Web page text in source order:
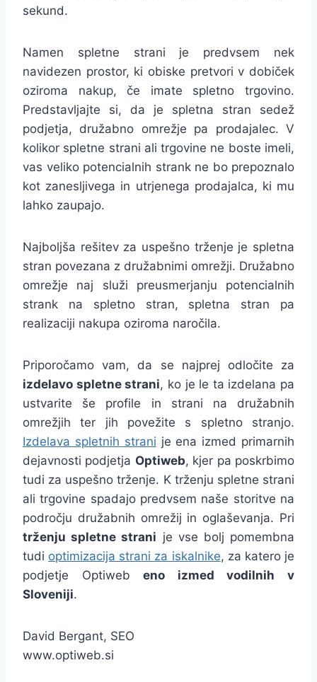
sekund.
Namen spletne strani je predvsem nek
navidezen prostor, ki obiske pretvori v dobiček
oziroma nakup, če imate spletno trgovino.
Predstavljajte si, da je spletna stran sedež
podjetja, družabno omrežje pa prodajalec. V
kolikor spletne strani ali trgovine ne boste imeli,
vas veliko potencialnih strank ne bo prepoznalo
kot zanesljivega in utrjenega prodajalca, ki mu
lahko zaupajo.
Najboljša rešitev za uspešno trženje je spletna
stran povezana z družabnimi omrežji. Družabno
omrežje naj služi preusmerjanju potencialnih
strank na spletno stran, spletna stran pa
realizaciji nakupa oziroma naročila.
Priporočamo vam, da se najprej odločite za
izdelavo spletne strani, ko je le ta izdelana pa
ustvarite še profile in strani na družabnih
omrežjih ter jih povežite s spletno stranjo.
Izdelava spletnih strani je ena izmed primarnih
dejavnosti podjetja Optiweb, kjer pa poskrbimo
tudi za uspešno trženje. K trženju spletne strani
ali trgovine spadajo predvsem naše storitve na
področju družabnih omrežij in oglaševanja. Pri
trženju spletne strani je vse bolj pomembna
tudi optimizacija strani za iskalnike, za katero je
podjetje Optiwebeno izmed vodilnih v
Sloveniji.
David Bergant, SEO
www.optiweb.si